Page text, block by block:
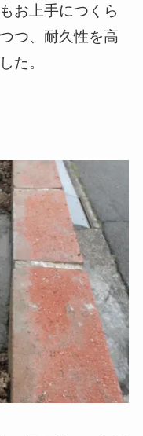
お上手につくら
つ、耐久性を高
た。